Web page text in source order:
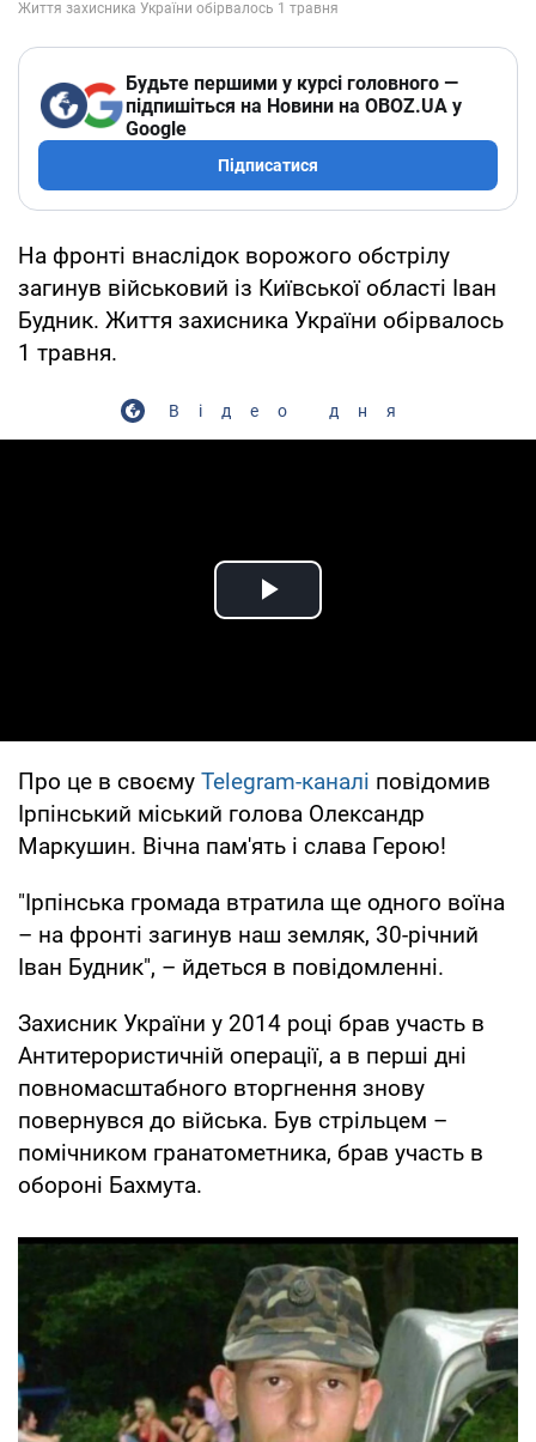
Будьте першими у курсі головного —
підпишіться на Новини на OBOZ.UA у
Google
Підписатися
На фронті внаслідок ворожого обстрілу
загинув військовий із Київської області Іван
Будник. Життя захисника України обірвалось
1 травня.
Відео дня
Play Video
Про це в своєму Telegram-каналі повідомив
Ірпінський міський голова Олександр
Маркушин. Вічна пам'ять і слава Герою!
"Ірпінська громада втратила ще одного воїна
– на фронті загинув наш земляк, 30-річний
Іван Будник", – йдеться в повідомленні.
Захисник України у 2014 році брав участь в
Антитерористичній операції, а в перші дні
повномасштабного вторгнення знову
повернувся до війська. Був стрільцем –
помічником гранатометника, брав участь в
обороні Бахмута.